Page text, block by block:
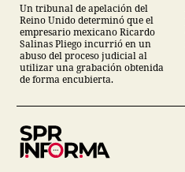
Un tribunal de apelación del
Reino Unido determinó que el
empresario mexicano Ricardo
Salinas Pliego incurrió en un
abuso del proceso judicial al
utilizar una grabación obtenida
de forma encubierta.